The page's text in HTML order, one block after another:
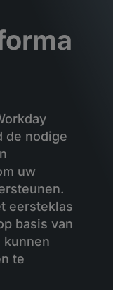
de nodige
uw
eersteklas
basis van
te